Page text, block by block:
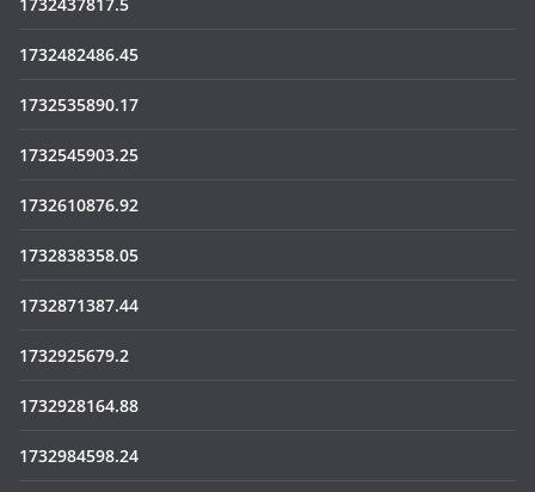
1732482486.45
1732535890.17
1732545903.25
1732610876.92
1732838358.05
1732871387.44
1732925679.2
1732928164.88
1732984598.24